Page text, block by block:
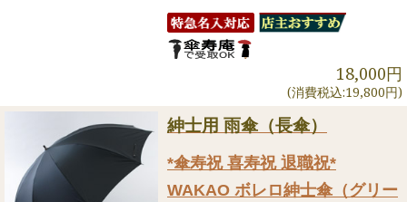
18,000円
(消費税込:19,800円)
紳士用 雨傘（長傘）
*傘寿祝 喜寿祝 退職祝*
WAKAO ボレロ紳士傘（グリー